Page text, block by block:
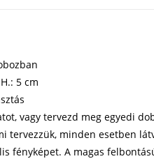
5 cm
vagy tervezd meg egyedi
tervezzük, minden esetben
fényképet. A magas